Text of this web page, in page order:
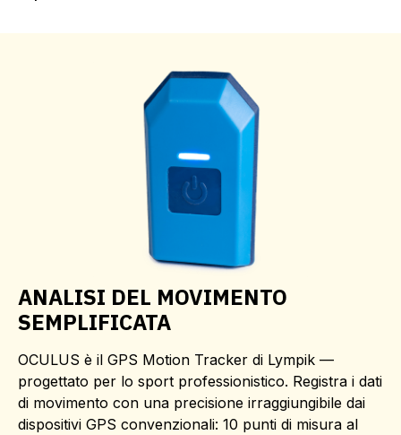
ANALISI DEL MOVIMENTO
SEMPLIFICATA
OCULUS è il GPS Motion Tracker di Lympik —
progettato per lo sport professionistico. Registra i dati
di movimento con una precisione irraggiungibile dai
dispositivi GPS convenzionali: 10 punti di misura al